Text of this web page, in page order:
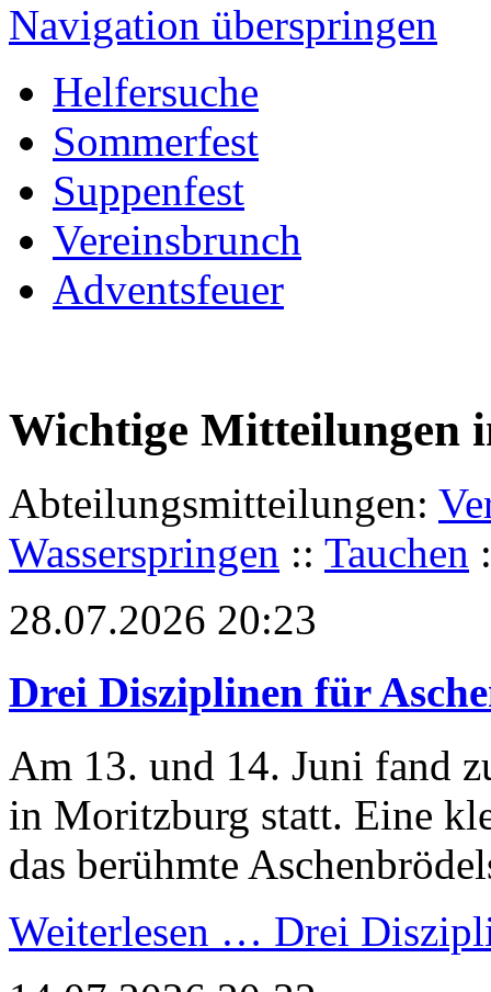
Navigation überspringen
Helfersuche
Sommerfest
Suppenfest
Vereinsbrunch
Adventsfeuer
Wichtige Mitteilungen
Abteilungsmitteilungen:
Wasserspringen :: Tauchen
28.07.2026 20:23
Drei Disziplinen für
Am 13. und 14. Juni fand
in Moritzburg statt. Eine
das berühmte
Weiterlesen … Drei